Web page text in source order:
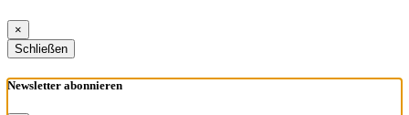
×
Schließen
Newsletter abonnieren